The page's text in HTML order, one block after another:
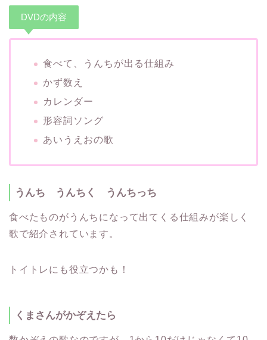
DVDの内容
食べて、うんちが出る仕組み
かず数え
カレンダー
形容詞ソング
あいうえおの歌
うんち うんちく うんちっち
食べたものがうんちになって出てくる仕組みが楽しく
歌で紹介されています。
トイトレにも役立つかも！
くまさんがかぞえたら